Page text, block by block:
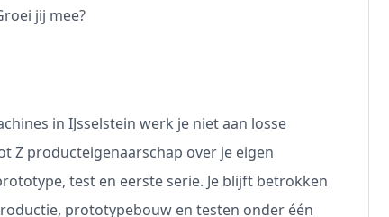
jij mee?
in IJsselstein werk je niet aan losse
Z producteigenaarschap over je eigen
test en eerste serie. Je blijft betrokken
prototypebouw en testen onder één